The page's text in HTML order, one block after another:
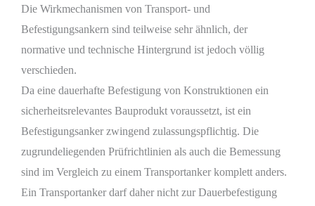
Die Wirkmechanismen von Transport- und
Befestigungsankern sind teilweise sehr ähnlich, der
normative und technische Hintergrund ist jedoch völlig
verschieden.
Da eine dauerhafte Befestigung von Konstruktionen ein
sicherheitsrelevantes Bauprodukt voraussetzt, ist ein
Befestigungsanker zwingend zulassungspflichtig. Die
zugrundeliegenden Prüfrichtlinien als auch die Bemessung
sind im Vergleich zu einem Transportanker komplett anders.
Ein Transportanker darf daher nicht zur Dauerbefestigung